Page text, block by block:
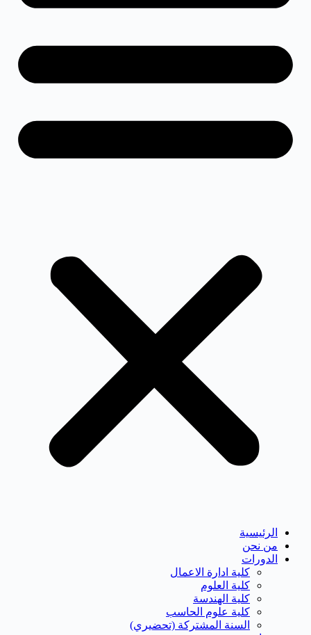
الرئيسية
من نحن
الدورات
كلية ادارة الاعمال
كلية العلوم
كلية الهندسة
كلية علوم الحاسب
السنة المشتركة (تحضيري)